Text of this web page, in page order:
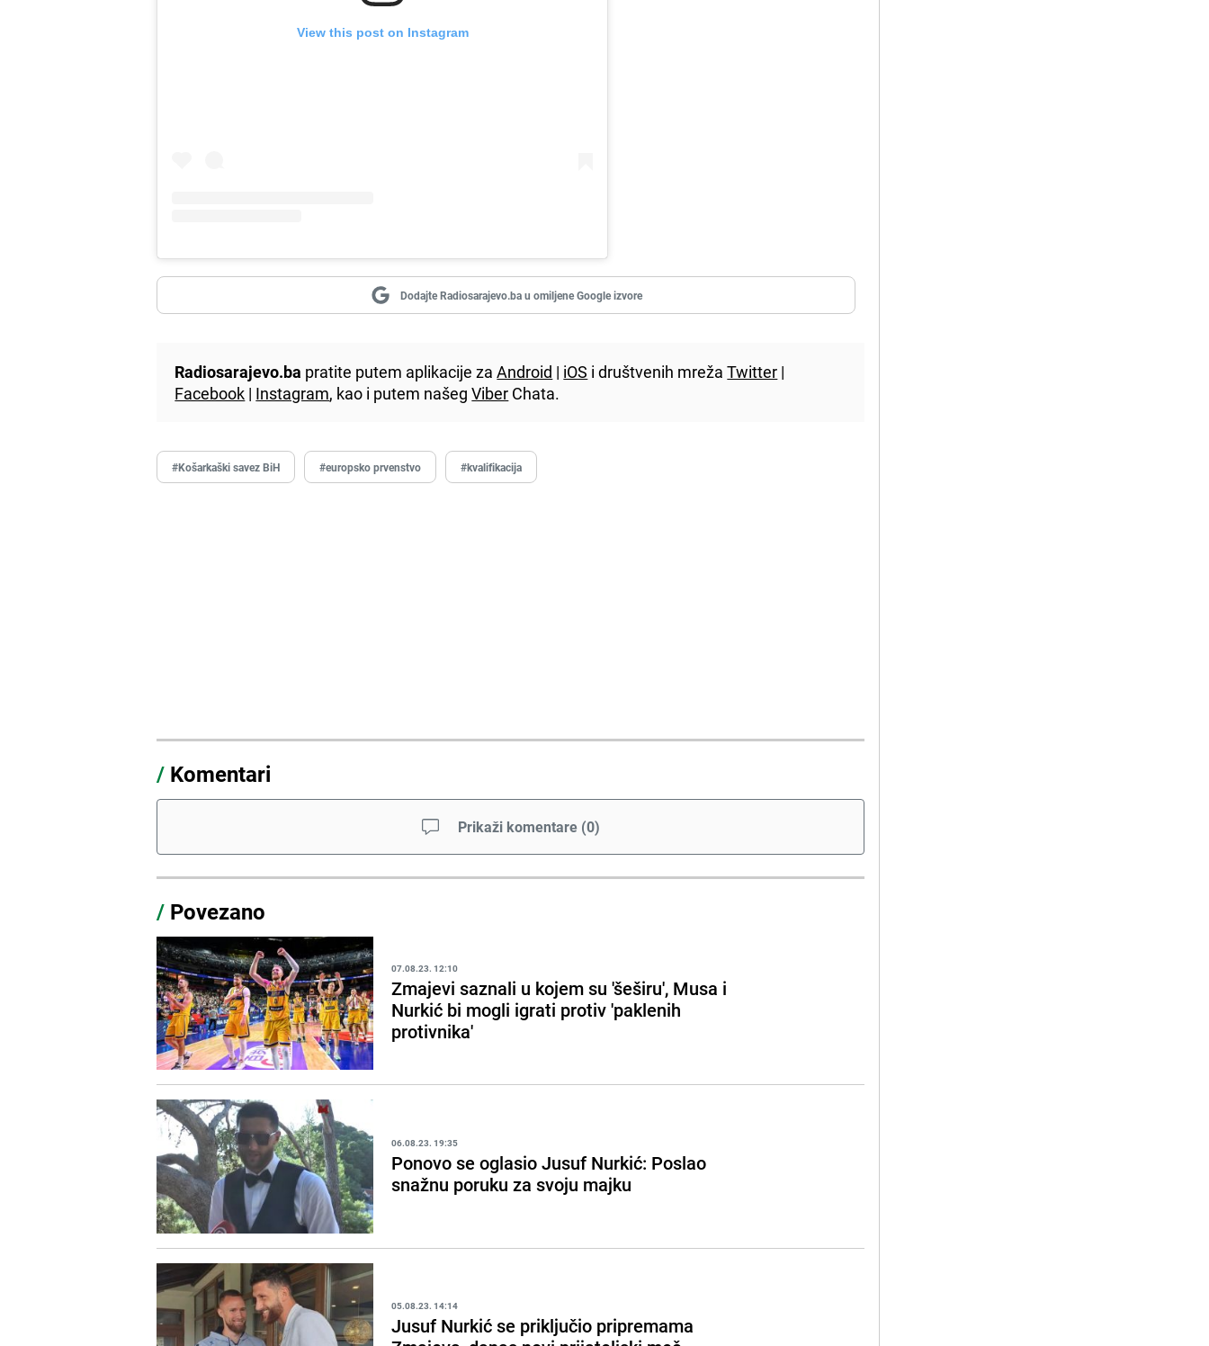
View this post on Instagram
Dodajte Radiosarajevo.ba u omiljene Google izvore
Radiosarajevo.ba pratite putem aplikacije zaAndroid | iOS i društvenih mrežaTwitter |
Facebook | Instagram, kao i putem našegViber Chata.
#Košarkaški savez BiH #europsko prvenstvo #kvalifikacija
/ Komentari
Prikaži komentare (0)
/ Povezano
07.08.23. 12:10
Zmajevi saznali u kojem su 'šeširu', Musa i
Nurkić bi mogli igrati protiv 'paklenih
protivnika'
06.08.23. 19:35
Ponovo se oglasio Jusuf Nurkić: Poslao
snažnu poruku za svoju majku
05.08.23. 14:14
Jusuf Nurkić se priključio pripremama